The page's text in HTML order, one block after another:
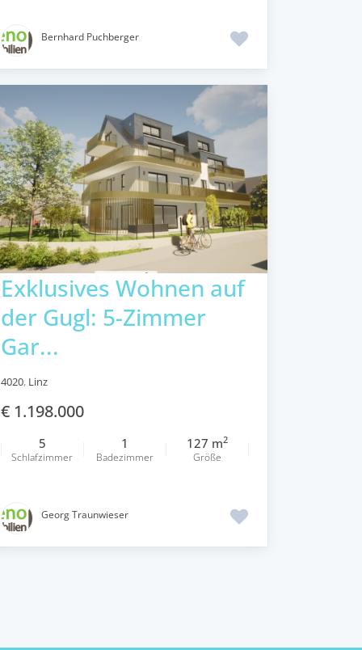
Bernhard Puchberger
Exklusives Wohnen auf
der Gugl: 5-Zimmer
Gar...
4020, Linz
€ 1.198.000
5
Schlafzimmer
1
Badezimmer
127 m2
Größe
Georg Traunwieser